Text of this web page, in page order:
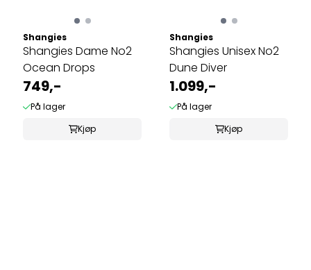
Shangies
Shangies Dame No2
Ocean Drops
749,-
På lager
Kjøp
Shangies
Shangies Unisex No2
Dune Diver
1.099,-
På lager
Kjøp